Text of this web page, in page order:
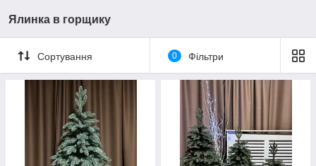
Ялинка в горщику
Сортування 0 Фільтри